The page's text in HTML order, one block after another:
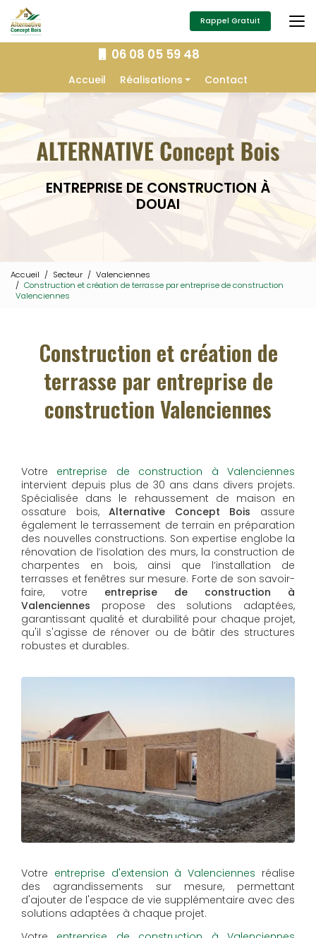
Aller
au
contenu
principal
06 08 05 59 48
Navigation secondaire
Accueil Réalisations
Isolation
Aménagement extérieur
Contact
Rappel Gratuit
ENTREPRISE DE CONSTRUCTION À
DOUAI
Accueil Secteur
Valenciennes
Construction et création de terrasse par entreprise de construction
Valenciennes
Construction et création de
terrasse par entreprise de
construction Valenciennes
Votre entreprise de construction à Valenciennes
intervient depuis plus de 30 ans dans divers projets.
Spécialisée dans le rehaussement de maison en
ossature bois,Alternative Concept Bois assure
également le terrassement de terrain en préparation
des nouvelles constructions. Son expertise englobe la
rénovation de l’isolation des murs, la construction de
charpentes en bois, ainsi que l’installation de
terrasses et fenêtres sur mesure. Forte de son savoir-
faire, votre entreprise de construction à
Valenciennes propose des solutions adaptées,
garantissant qualité et durabilité pour chaque projet,
qu'il s'agisse de rénover ou de bâtir des structures
robustes et durables.
Votre entreprise d'extension à Valenciennes réalise
des agrandissements sur mesure, permettant
d'ajouter de l'espace de vie supplémentaire avec des
solutions adaptées à chaque projet.